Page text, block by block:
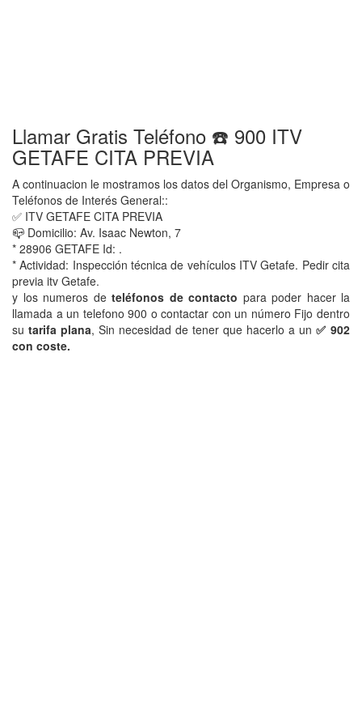
Llamar Gratis Teléfono ☎️ 900 ITV
GETAFE CITA PREVIA
A continuacion le mostramos los datos del Organismo, Empresa o
Teléfonos de Interés General::
✅ ITV GETAFE CITA PREVIA
📪 Domicilio: Av. Isaac Newton, 7
* 28906 GETAFE Id: .
* Actividad: Inspección técnica de vehículos ITV Getafe. Pedir cita
previa itv Getafe.
y los numeros de teléfonos de contacto para poder hacer la
llamada a un telefono 900 o contactar con un número Fijo dentro
su tarifa plana, Sin necesidad de tener que hacerlo a un ✅ 902
con coste.